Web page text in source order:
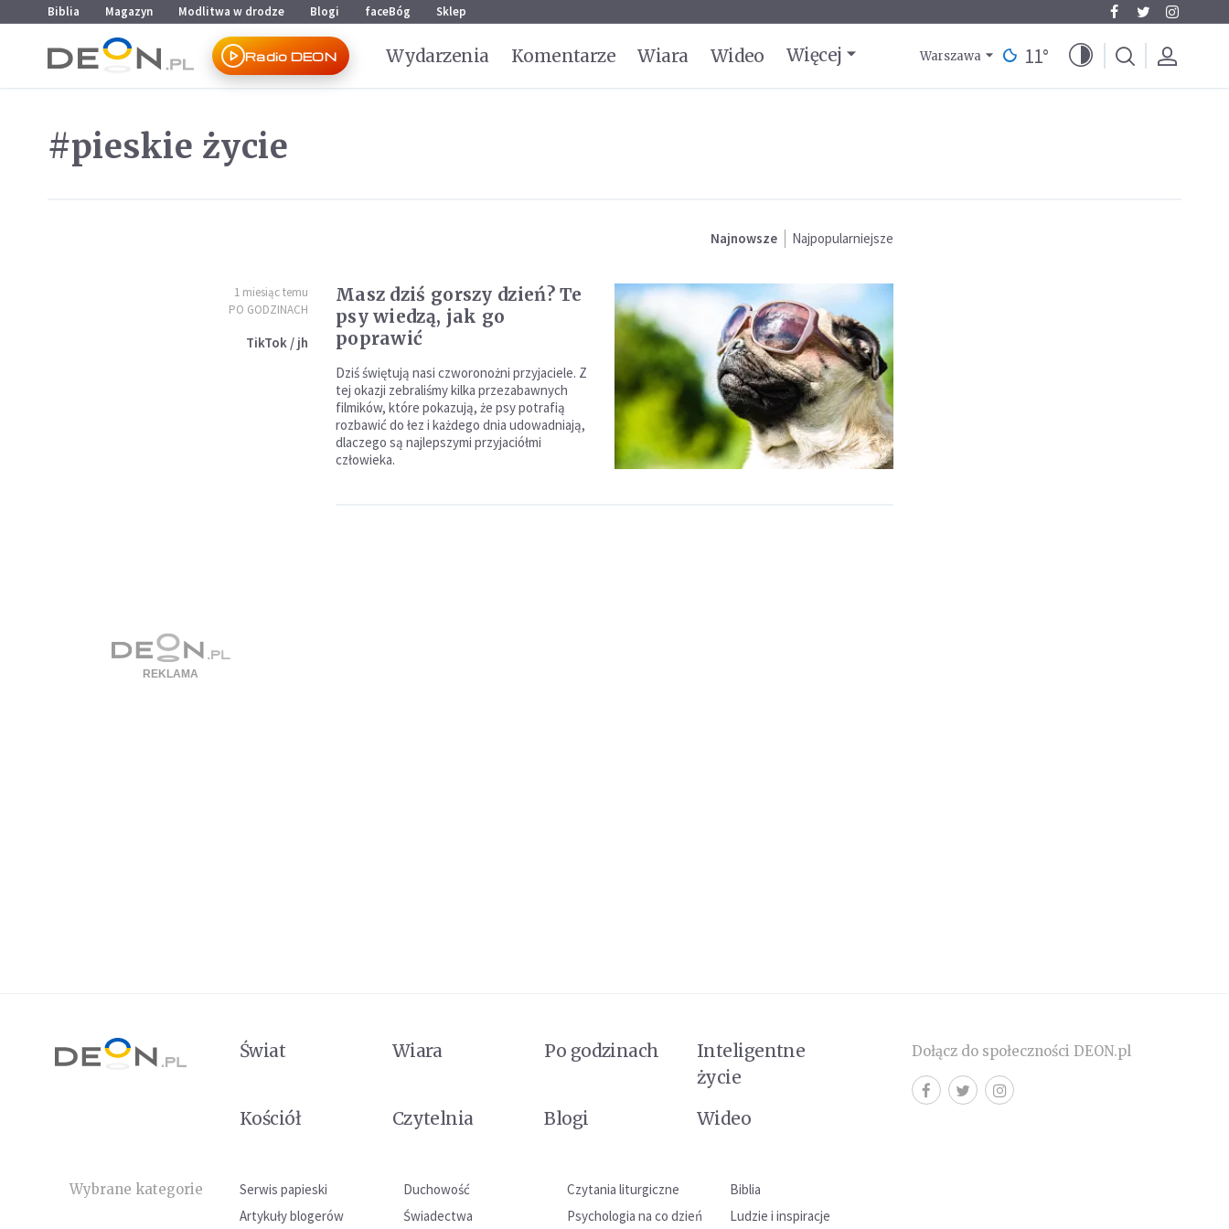
Przejdź do menu głównego
Przejdź do treści
Biblia Magazyn Modlitwa w drodze Blogi faceBóg Sklep
Radio DEON Wydarzenia Komentarze Wiara Wideo Więcej Warszawa 11°
#pieskie życie
Najnowsze Najpopularniejsze
1 miesiąc temu
PO GODZINACH
TikTok / jh
Masz dziś gorszy dzień? Te
psy wiedzą, jak go
poprawić
Dziś świętują nasi czworonożni przyjaciele. Z
tej okazji zebraliśmy kilka przezabawnych
filmików, które pokazują, że psy potrafią
rozbawić do łez i każdego dnia udowadniają,
dlaczego są najlepszymi przyjaciółmi
człowieka.
Świat Wiara Po godzinach
Inteligentne
życie
Kościół
Czytelnia Blogi Wideo
Wybrane kategorie Serwis papieski Duchowość Czytania liturgiczne
Biblia
Artykuły blogerów
Świadectwa Psychologia na co dzień Ludzie i inspiracje
Dołącz do społeczności DEON.pl